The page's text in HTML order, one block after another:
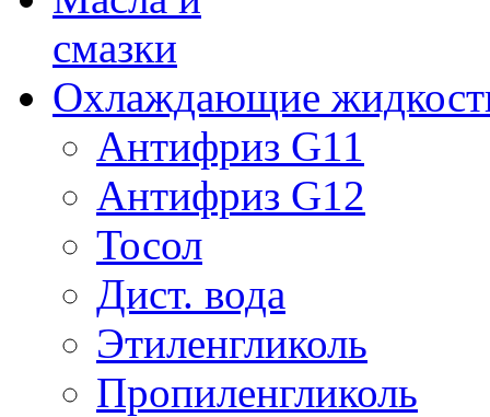
смазки
Охлаждающие
Антифриз G11
Антифриз G12
Тосол
Дист. вода
Этиленгликоль
Пропиленгликоль